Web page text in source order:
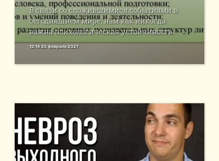
В связи со сложившимися событиями в
сегодняшнем мире, нам как никогда
важна психологическая устойчивость.
12:14 25 февраля 2021